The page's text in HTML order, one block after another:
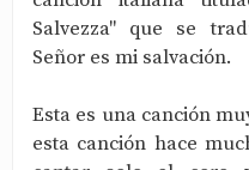
Salvezza" que se
Señor es mi salvación.
Esta es una canción
esta canción hace